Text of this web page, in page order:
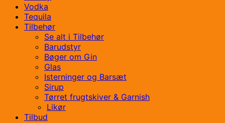
Vodka
Tequila
Tilbehør
Se alt i Tilbehør
Barudstyr
Bøger om Gin
Glas
Isterninger og Barsæt
Sirup
Tørret frugtskiver & Garnish
Likør
Tilbud